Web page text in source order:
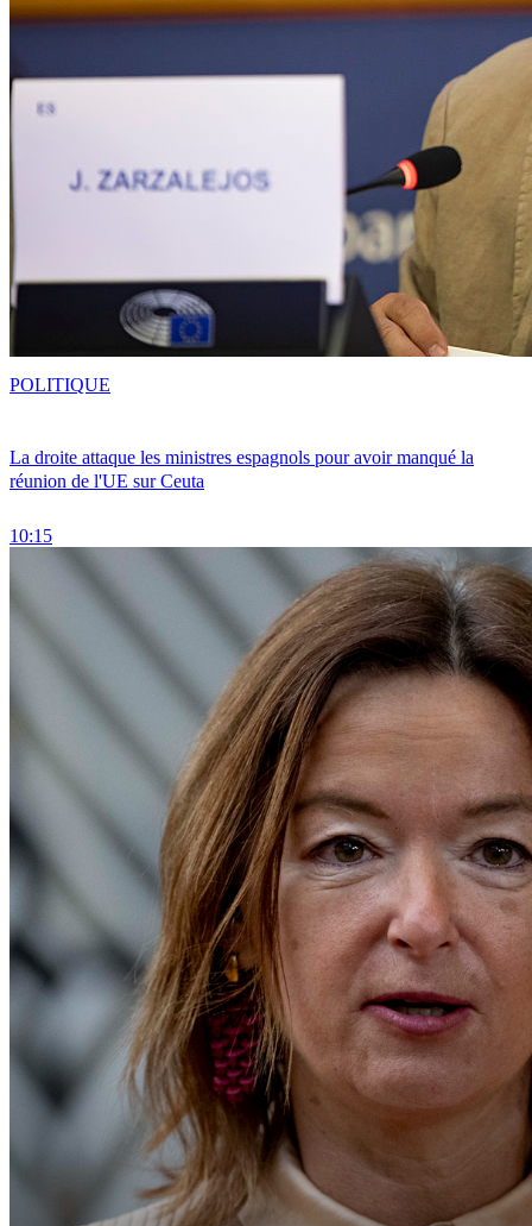
La droite attaque les ministres espagnols pour avoir manqué la
réunion de l'UE sur Ceuta
10:15
POLITIQUE